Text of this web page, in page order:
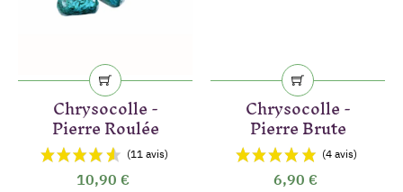
Chrysocolle -
Pierre Roulée
10,90 €
Chrysocolle -
Pierre Brute
6,90 €